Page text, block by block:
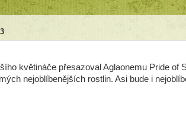
květináče přesazoval Aglaonemu Pride of
nejoblíbenějších rostlin. Asi bude i